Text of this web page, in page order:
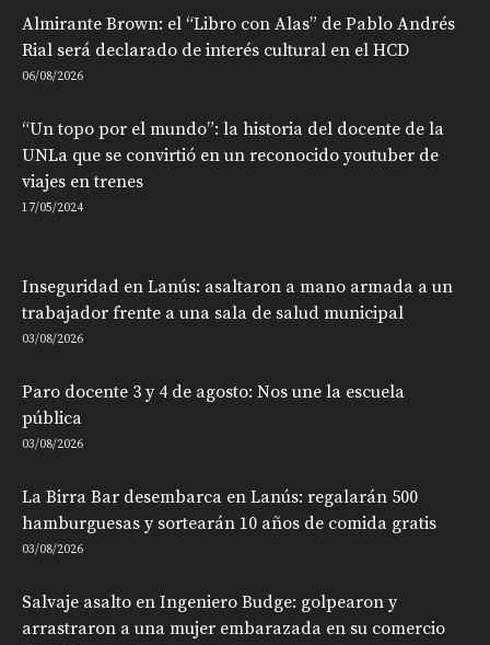
Almirante Brown: el “Libro con Alas” de Pablo Andrés
Rial será declarado de interés cultural en el HCD
06/08/2026
“Un topo por el mundo”: la historia del docente de la
UNLa que se convirtió en un reconocido youtuber de
viajes en trenes
17/05/2024
Inseguridad en Lanús: asaltaron a mano armada a un
trabajador frente a una sala de salud municipal
03/08/2026
Paro docente 3 y 4 de agosto: Nos une la escuela
pública
03/08/2026
La Birra Bar desembarca en Lanús: regalarán 500
hamburguesas y sortearán 10 años de comida gratis
03/08/2026
Salvaje asalto en Ingeniero Budge: golpearon y
arrastraron a una mujer embarazada en su comercio